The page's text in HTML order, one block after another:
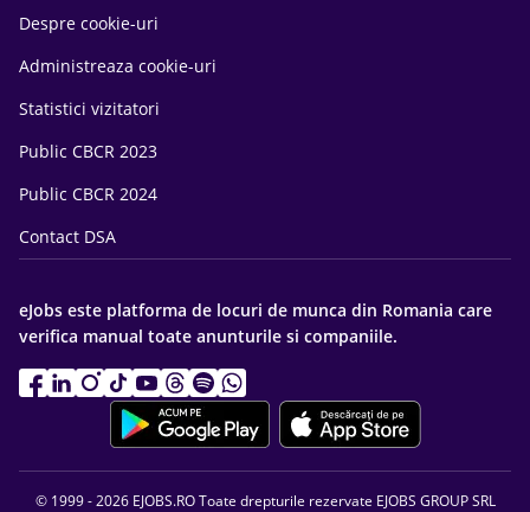
Despre cookie-uri
Administreaza cookie-uri
Statistici vizitatori
Public CBCR 2023
Public CBCR 2024
Contact DSA
eJobs este platforma de locuri de munca din Romania care
verifica manual toate anunturile si companiile.
© 1999 - 2026 EJOBS.RO Toate drepturile rezervate EJOBS GROUP SRL